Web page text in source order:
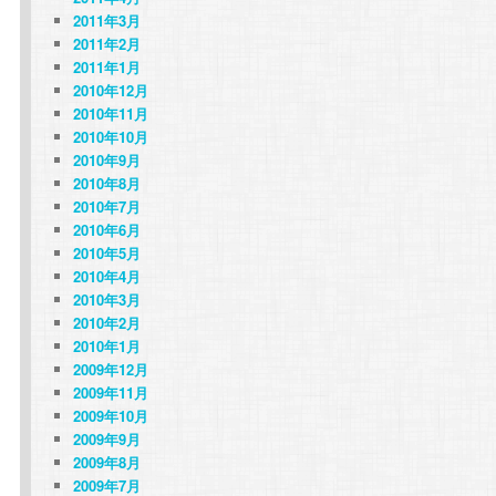
2011年3月
2011年2月
2011年1月
2010年12月
2010年11月
2010年10月
2010年9月
2010年8月
2010年7月
2010年6月
2010年5月
2010年4月
2010年3月
2010年2月
2010年1月
2009年12月
2009年11月
2009年10月
2009年9月
2009年8月
2009年7月